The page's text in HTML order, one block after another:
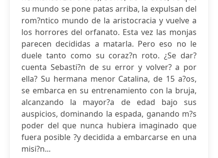
su mundo se pone patas arriba, la expulsan del
rom?ntico mundo de la aristocracia y vuelve a
los horrores del orfanato. Esta vez las monjas
parecen decididas a matarla. Pero eso no le
duele tanto como su coraz?n roto. ¿Se dar?
cuenta Sebasti?n de su error y volver? a por
ella? Su hermana menor Catalina, de 15 a?os,
se embarca en su entrenamiento con la bruja,
alcanzando la mayor?a de edad bajo sus
auspicios, dominando la espada, ganando m?s
poder del que nunca hubiera imaginado que
fuera posible ?y decidida a embarcarse en una
misi?n...